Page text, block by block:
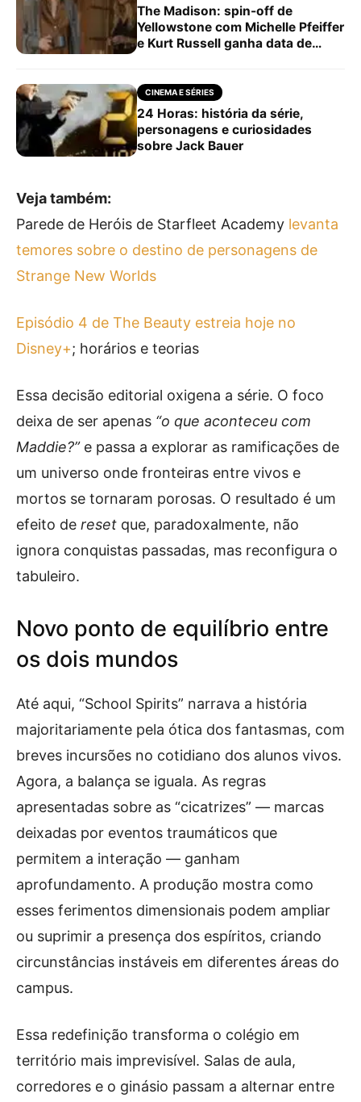
The Madison: spin-off de
Yellowstone com Michelle Pfeiffer
e Kurt Russell ganha data de
CINEMA E SÉRIES
24 Horas: história da série,
personagens e curiosidades
sobre Jack Bauer
Veja também:
Parede de Heróis de Starfleet Academy levanta
temores sobre o destino de personagens de
Strange New Worlds
Episódio 4 de The Beauty estreia hoje no
Disney+; horários e teorias
Essa decisão editorial oxigena a série. O foco
deixa de ser apenas “o que aconteceu com
Maddie?”e passa a explorar as ramificações de
um universo onde fronteiras entre vivos e
mortos se tornaram porosas. O resultado é um
efeito de reset que, paradoxalmente, não
ignora conquistas passadas, mas reconfigura o
tabuleiro.
Novo ponto de equilíbrio entre
os dois mundos
Até aqui, “School Spirits” narrava a história
majoritariamente pela ótica dos fantasmas, com
breves incursões no cotidiano dos alunos vivos.
Agora, a balança se iguala. As regras
apresentadas sobre as “cicatrizes” — marcas
deixadas por eventos traumáticos que
permitem a interação — ganham
aprofundamento. A produção mostra como
esses ferimentos dimensionais podem ampliar
ou suprimir a presença dos espíritos, criando
circunstâncias instáveis em diferentes áreas do
campus.
Essa redefinição transforma o colégio em
território mais imprevisível. Salas de aula,
corredores e o ginásio passam a alternar entre